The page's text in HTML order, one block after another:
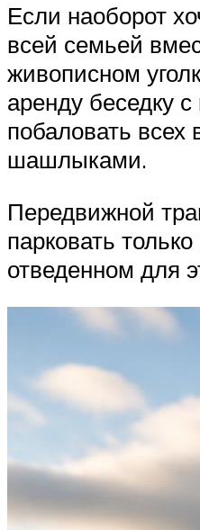
Если наоборот
всей семьей
живописном
аренду беседку
побаловать всех
шашлыками.
Передвижной
парковать
отведенном для